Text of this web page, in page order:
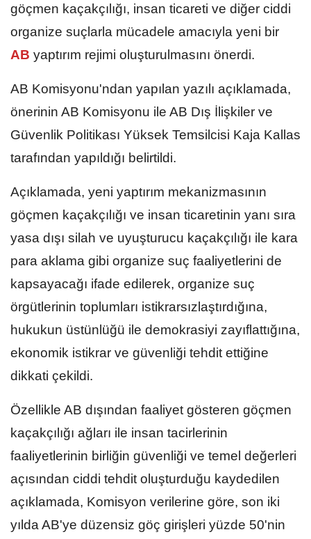
göçmen kaçakçılığı, insan ticareti ve diğer ciddi
organize suçlarla mücadele amacıyla yeni bir
AB yaptırım rejimi oluşturulmasını önerdi.
AB Komisyonu'ndan yapılan yazılı açıklamada,
önerinin AB Komisyonu ile AB Dış İlişkiler ve
Güvenlik Politikası Yüksek Temsilcisi Kaja Kallas
tarafından yapıldığı belirtildi.
Açıklamada, yeni yaptırım mekanizmasının
göçmen kaçakçılığı ve insan ticaretinin yanı sıra
yasa dışı silah ve uyuşturucu kaçakçılığı ile kara
para aklama gibi organize suç faaliyetlerini de
kapsayacağı ifade edilerek, organize suç
örgütlerinin toplumları istikrarsızlaştırdığına,
hukukun üstünlüğü ile demokrasiyi zayıflattığına,
ekonomik istikrar ve güvenliği tehdit ettiğine
dikkati çekildi.
Özellikle AB dışından faaliyet gösteren göçmen
kaçakçılığı ağları ile insan tacirlerinin
faaliyetlerinin birliğin güvenliği ve temel değerleri
açısından ciddi tehdit oluşturduğu kaydedilen
açıklamada, Komisyon verilerine göre, son iki
yılda AB'ye düzensiz göç girişleri yüzde 50'nin